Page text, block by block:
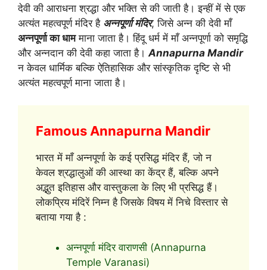
देवी की आराधना श्रद्धा और भक्ति से की जाती है। इन्हीं में से एक
अत्यंत महत्वपूर्ण मंदिर है अन्नपूर्णा मंदिर, जिसे अन्न की देवी माँ
अन्नपूर्णा का धाममाना जाता है। हिंदू धर्म में माँ अन्नपूर्णा को समृद्धि
और अन्नदान की देवी कहा जाता है। Annapurna Mandir
न केवल धार्मिक बल्कि ऐतिहासिक और सांस्कृतिक दृष्टि से भी
अत्यंत महत्वपूर्ण माना जाता है।
Famous Annapurna Mandir
भारत में माँ अन्नपूर्णा के कई प्रसिद्ध मंदिर हैं, जो न
केवल श्रद्धालुओं की आस्था का केंद्र हैं, बल्कि अपने
अद्भुत इतिहास और वास्तुकला के लिए भी प्रसिद्ध हैं।
लोकप्रिय मंदिरें निम्न है जिसके विषय में निचे विस्तार से
बताया गया है :
अन्नपूर्णा मंदिर वाराणसी (Annapurna
Temple Varanasi)